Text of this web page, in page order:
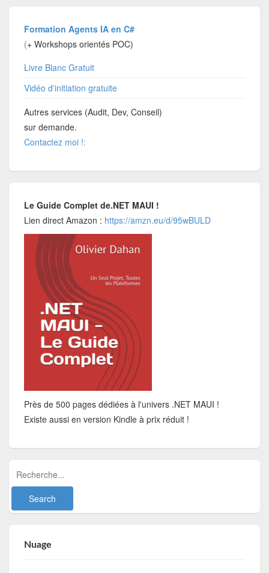
Formation Agents IA en C#
(+ Workshops orientés POC)
Livre Blanc Gratuit
Vidéo d'initiation gratuite
Autres services (Audit, Dev, Conseil)
sur demande.
Contactez moi !:
Le Guide Complet de.NET MAUI !
Lien direct Amazon : https://amzn.eu/d/95wBULD
Près de 500 pages dédiées à l'univers .NET MAUI !
Existe aussi en version Kindle à prix réduit !
Nuage